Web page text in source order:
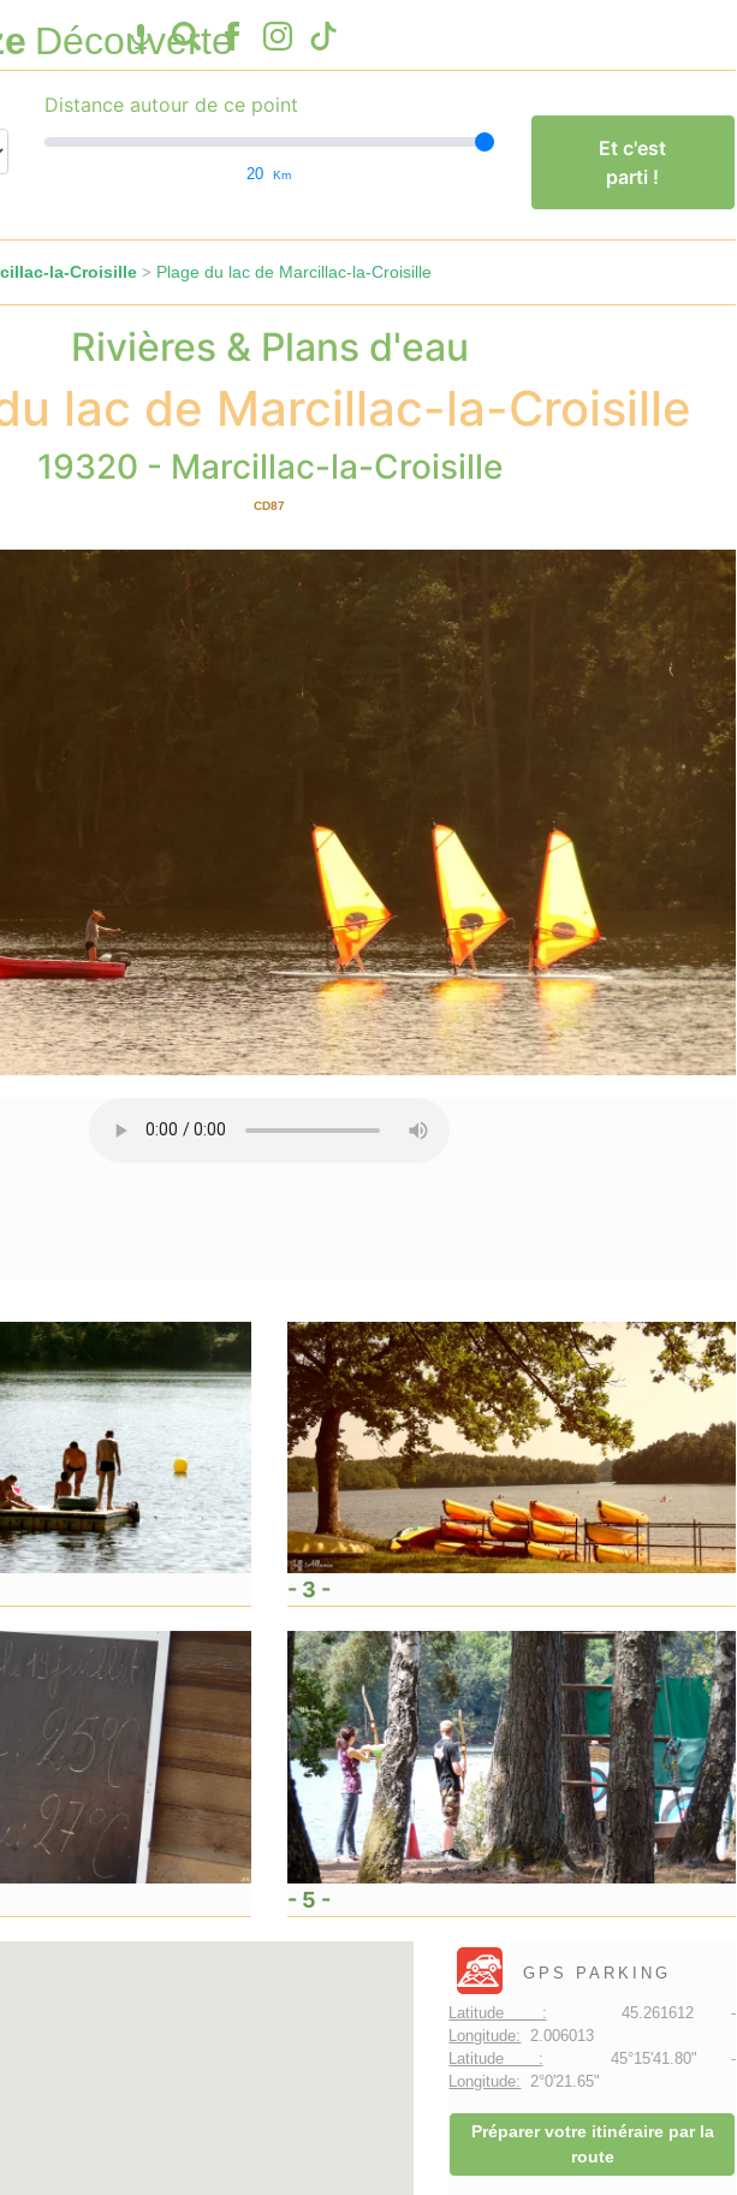
Découverte
Distance autour de ce point
20 Km
Et c'est
parti !
la-Croisille> Plage du lac de Marcillac-la-Croisille
Rivières & Plans d'eau
lac de Marcillac-la-Croisille
19320 - Marcillac-la-Croisille
CD87
- 3 -
- 5 -
GPS PARKING
Latitude : 45.261612 -
Longitude: 2.006013
Latitude : 45°15'41.80" -
Longitude: 2°0'21.65"
Préparer votre itinéraire par la
route